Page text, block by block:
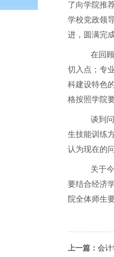
了向学院推
学校党政领
进，圆满完
在回顾
切入点；专
科建设特色
格按照学院
谈到问
生技能训练
认为现在的
关于今
要结合经济
院全体师生
上一篇： 会